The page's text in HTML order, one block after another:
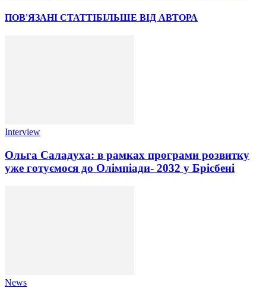
ПОВ'ЯЗАНІ СТАТТІБІЛЬШЕ ВІД АВТОРА
Interview
Ольга Саладуха: в рамках програми розвитку
уже готуємося до Олімпіади- 2032 у Брісбені
News